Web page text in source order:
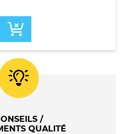
/
QUALITÉ